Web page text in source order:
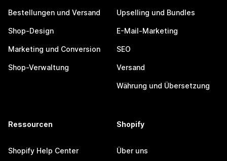
Bestellungen und Versand
Shop-Design
Marketing und Conversion
Shop-Verwaltung
Upselling und Bundles
E-Mail-Marketing
SEO
Versand
Währung und Übersetzung
Ressourcen
Shopify Help Center
Shopify
Über uns